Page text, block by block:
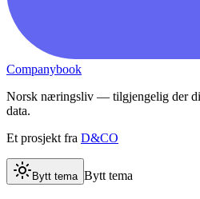
Companybook
Norsk næringsliv — tilgjengelig der
data.
Et prosjekt fra D&CO
Bytt tema Bytt tema